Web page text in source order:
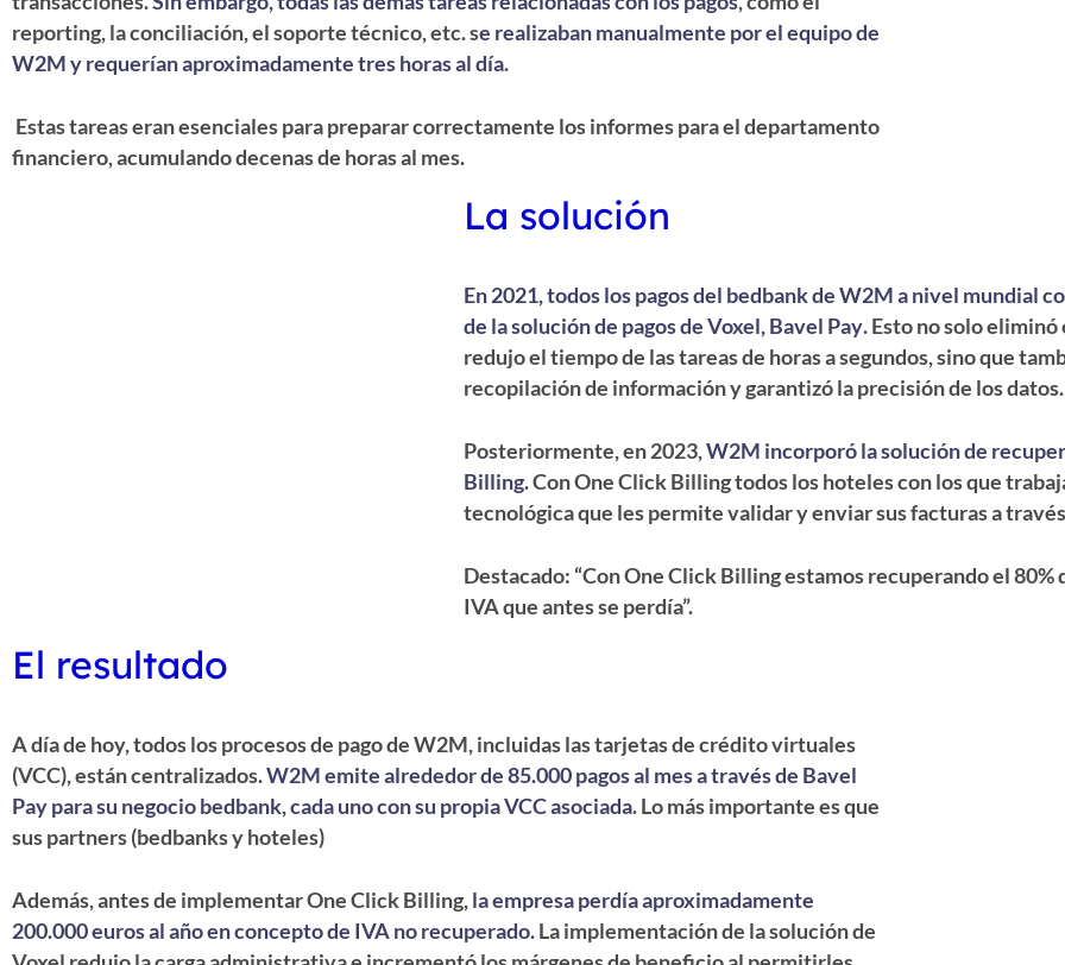
reporting, la conciliación, el soporte técnico, etc. se realizaban manualmente por el equipo de
W2M y requerían aproximadamente tres horas al día.
Estas tareas eran esenciales para preparar correctamente los informes para el departamento
financiero, acumulando decenas de horas al mes.
La solución
En 2021, todos los pagos del bedbank de W2M a nivel mundial
de la solución de pagos de Voxel, Bavel Pay. Esto no solo
redujo el tiempo de las tareas de horas a segundos, sino que
recopilación de información y garantizó la precisión de los datos.
Posteriormente, en 2023,W2M incorporó la solución de
Billing.Con One Click Billing todos los hoteles con los que
tecnológica que les permite validar y enviar sus facturas a
Destacado: “Con One Click Billing estamos recuperando el
IVA que antes se perdía”.
El resultado
A día de hoy, todos los procesos de pago de W2M, incluidas las tarjetas de crédito virtuales
(VCC), están centralizados.W2M emite alrededor de 85.000 pagos al mes a través de Bavel
Pay para su negocio bedbank, cada uno con su propia VCC asociada. Lo más importante es que
sus partners (bedbanks y hoteles)
Además, antes de implementar One Click Billing,la empresa perdía aproximadamente
200.000 euros al año en concepto de IVA no recuperado.La implementación de la solución de